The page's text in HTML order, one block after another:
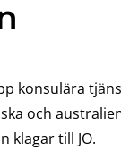
konsulära
och
klagar till JO.